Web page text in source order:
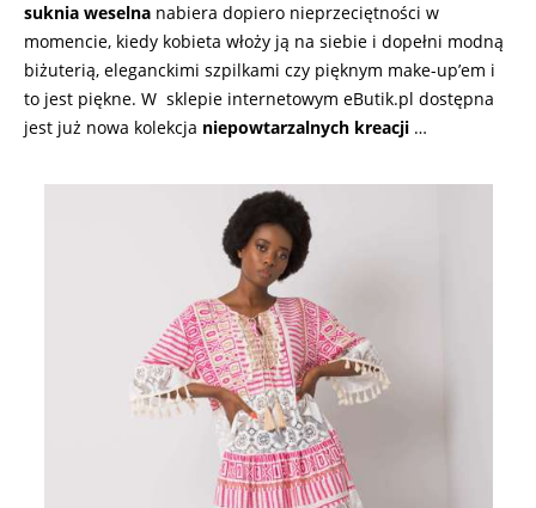
suknia weselna nabiera dopiero nieprzeciętności w
momencie, kiedy kobieta włoży ją na siebie i dopełni modną
biżuterią, eleganckimi szpilkami czy pięknym make-up’em i
to jest piękne. W sklepie internetowym eButik.pl dostępna
jest już nowa kolekcja niepowtarzalnych kreacji …